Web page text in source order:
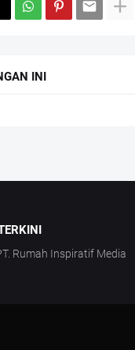
INI
Rumah Inspiratif Media